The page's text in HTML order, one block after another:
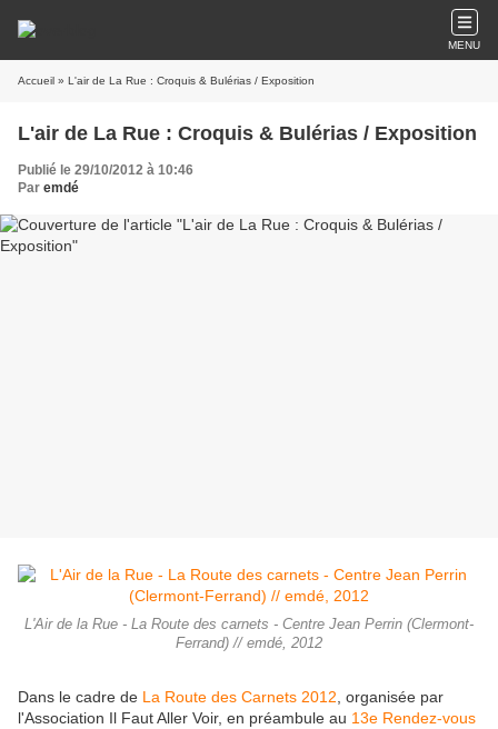
MENU
Accueil » L'air de La Rue : Croquis & Bulérias / Exposition
L'air de La Rue : Croquis & Bulérias / Exposition
Publié le 29/10/2012 à 10:46
Par emdé
L'Air de la Rue - La Route des carnets - Centre Jean Perrin (Clermont-
Ferrand) // emdé, 2012
Dans le cadre de La Route des Carnets 2012 , organisée par
l'Association Il Faut Aller Voir, en préambule au 13e Rendez-vous